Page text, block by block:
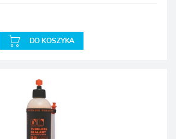
DO KOSZYKA